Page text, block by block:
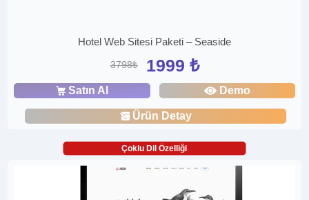
Hotel Web Sitesi Paketi – Seaside
3798₺ 1999 ₺
Satın Al Demo
Ürün Detay
Çoklu Dil Özelliği